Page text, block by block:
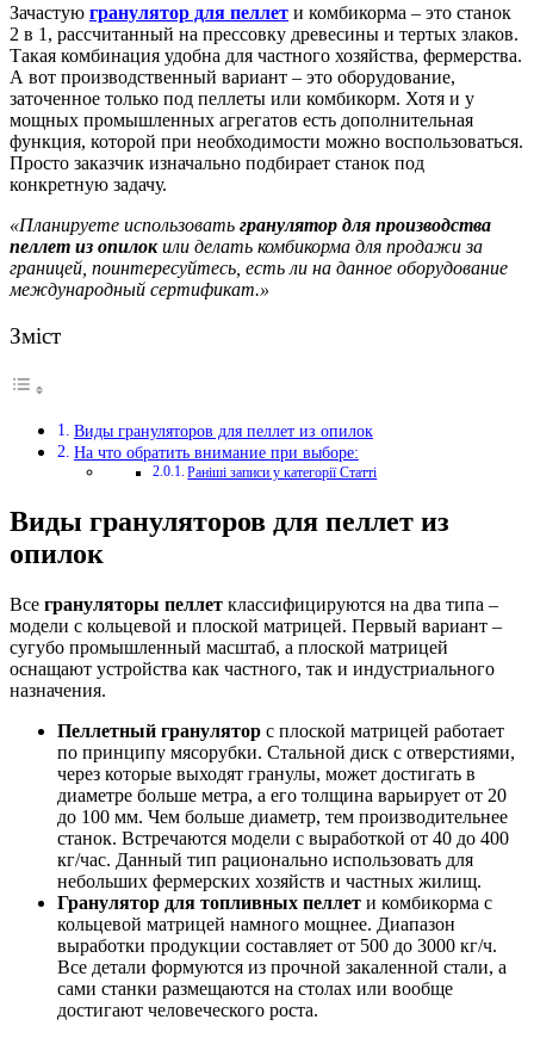
Зачастую гранулятор для пеллет и комбикорма – это станок
2 в 1, рассчитанный на прессовку древесины и тертых злаков.
Такая комбинация удобна для частного хозяйства, фермерства.
А вот производственный вариант – это оборудование,
заточенное только под пеллеты или комбикорм. Хотя и у
мощных промышленных агрегатов есть дополнительная
функция, которой при необходимости можно воспользоваться.
Просто заказчик изначально подбирает станок под
конкретную задачу.
«Планируете использовать гранулятор для производства
пеллет из опилокили делать комбикорма для продажи за
границей, поинтересуйтесь, есть ли на данное оборудование
международный сертификат.»
Зміст
Виды грануляторов для пеллет из опилок
На что обратить внимание при выборе:
Раніші записи у категорії Статті
Виды грануляторов для пеллет из
опилок
Все грануляторы пеллет классифицируются на два типа –
модели с кольцевой и плоской матрицей. Первый вариант –
сугубо промышленный масштаб, а плоской матрицей
оснащают устройства как частного, так и индустриального
назначения.
Пеллетный гранулятор с плоской матрицей работает
по принципу мясорубки. Стальной диск с отверстиями,
через которые выходят гранулы, может достигать в
диаметре больше метра, а его толщина варьирует от 20
до 100 мм. Чем больше диаметр, тем производительнее
станок. Встречаются модели с выработкой от 40 до 400
кг/час. Данный тип рационально использовать для
небольших фермерских хозяйств и частных жилищ.
Гранулятор для топливных пеллет и комбикорма с
кольцевой матрицей намного мощнее. Диапазон
выработки продукции составляет от 500 до 3000 кг/ч.
Все детали формуются из прочной закаленной стали, а
сами станки размещаются на столах или вообще
достигают человеческого роста.